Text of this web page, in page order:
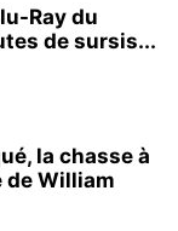
Ray du
de sursis...
la chasse à
de William